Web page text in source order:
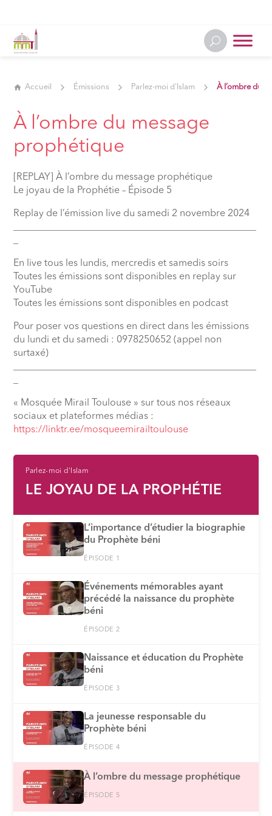
Accueil Émissions Parlez-moi d'Islam À l’ombre du
À l’ombre du message
prophétique
[REPLAY] À l’ombre du message prophétique
Le joyau de la Prophétie – Épisode 5
Replay de l’émission live du samedi 2 novembre 2024
En live tous les lundis, mercredis et samedis soirs
Toutes les émissions sont disponibles en replay sur
YouTube
Toutes les émissions sont disponibles en podcast
Pour poser vos questions en direct dans les émissions
du lundi et du samedi : 0978250652 (appel non
surtaxé)
« Mosquée Mirail Toulouse » sur tous nos réseaux
sociaux et plateformes médias :
https://linktr.ee/mosqueemirailtoulouse
Parlez-moi d'Islam
LE JOYAU DE LA PROPHÉTIE
L’importance d’étudier la biographie
du Prophète béni
ÉPISODE 1
Événements mémorables ayant
précédé la naissance du prophète
béni
ÉPISODE 2
Naissance et éducation du Prophète
béni
ÉPISODE 3
La jeunesse responsable du
Prophète béni
ÉPISODE 4
À l’ombre du message prophétique
ÉPISODE 5